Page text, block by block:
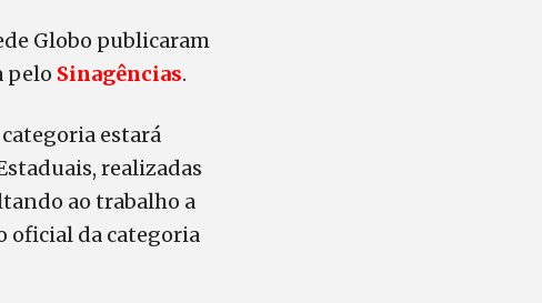
Globo publicaram
pelo Sinagências.
estará
realizadas
ao trabalho a
oficial da categoria